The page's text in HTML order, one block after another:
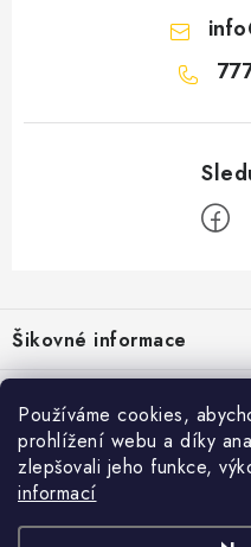
Používáme cookies,
prohlížení webu a díky
zlepšovali jeho funkce,
informací
info
á
p
a
Šikovné informace
Ceník dopravy
Moje objednávka
Jak vyměnit nebo vrátit zboží
Jak reklamovat
Běžecké zajímavosti
Proč jít běhat právě o víkendu?
Bolest holeně nemusí znamenat
Přijímáme online platby
Facebook